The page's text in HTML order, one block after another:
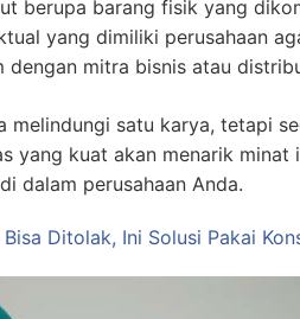
berupa barang fisik yang
yang dimiliki perusahaan
dengan mitra bisnis atau
satu karya, tetapi
yang kuat akan menarik minat
dalam perusahaan Anda.
Ditolak, Ini Solusi Pakai